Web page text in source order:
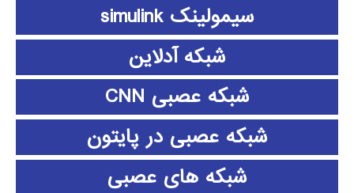
سیمولینک simulink
شبکه آدلاین
شبکه عصبی CNN
شبکه عصبی در پایتون
شبکه های عصبی